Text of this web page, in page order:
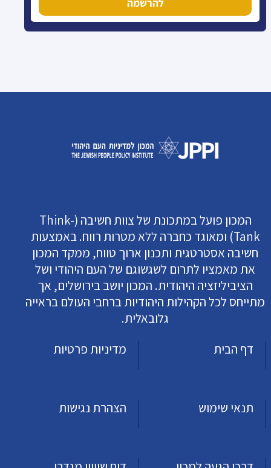
המכון פועל במתכונת של צוות חשיבה (Think-
Tank) ומאוגד כחברה ללא מטרות רווח. באמצעות
חשיבה אסטרטגית ותכנון ארוך טווח, ממקד המכון
את מאמציו לתרום לשגשוגם של העם היהודי ושל
הציביליזציה היהודית. המכון יושב בירושלים, אך
מתייחס לכל הקהילות היהודיות ברחבי העולם בראייה
גלובאלית.
דף הבית
מדיניות פרטיות
תנאי שימוש הצהרת נגישות